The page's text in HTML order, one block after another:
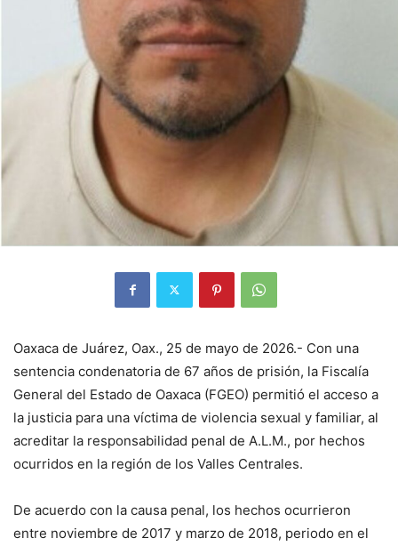
Oaxaca de Juárez, Oax., 25 de mayo de 2026.- Con una
sentencia condenatoria de 67 años de prisión, la Fiscalía
General del Estado de Oaxaca (FGEO) permitió el acceso a
la justicia para una víctima de violencia sexual y familiar, al
acreditar la responsabilidad penal de A.L.M., por hechos
ocurridos en la región de los Valles Centrales.
De acuerdo con la causa penal, los hechos ocurrieron
entre noviembre de 2017 y marzo de 2018, periodo en el